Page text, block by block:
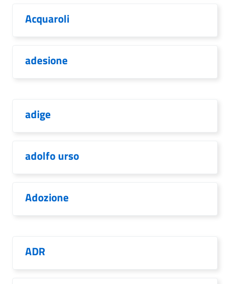
Acquaroli
adesione
adige
adolfo urso
Adozione
ADR